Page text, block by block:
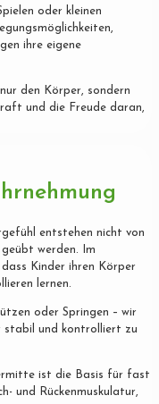
oder kleinen
ihre eigene
den Körper, sondern
und die Freude daran,
entstehen nicht von
werden. Im
Kinder ihren Körper
lernen.
oder Springen – wir
stabil und kontrolliert zu
ist die Basis für fast
und Rückenmuskulatur,